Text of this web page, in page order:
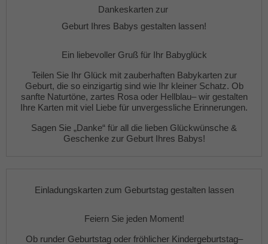
Dankeskarten zur
Geburt Ihres Babys gestalten lassen!
Ein liebevoller Gruß für Ihr Babyglück
Teilen Sie Ihr Glück mit zauberhaften Babykarten zur
Geburt, die so einzigartig sind wie Ihr kleiner Schatz. Ob
sanfte Naturtöne, zartes Rosa oder Hellblau– wir gestalten
Ihre Karten mit viel Liebe für unvergessliche Erinnerungen.
Sagen Sie „Danke“ für all die lieben Glückwünsche &
Geschenke zur Geburt Ihres Babys!
Einladungskarten zum Geburtstag gestalten lassen
Feiern Sie jeden Moment!
Ob runder Geburtstagoder fröhlicher Kindergeburtstag–